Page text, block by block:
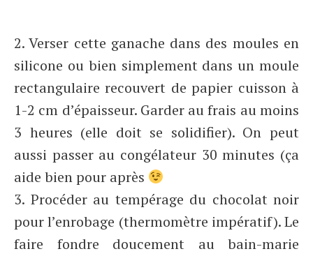
2. Verser cette ganache dans des moules en
silicone ou bien simplement dans un moule
rectangulaire recouvert de papier cuisson à
1-2 cm d’épaisseur. Garder au frais au moins
3 heures (elle doit se solidifier). On peut
aussi passer au congélateur 30 minutes (ça
aide bien pour après
3. Procéder au tempérage du chocolat noir
pour l’enrobage (thermomètre impératif). Le
faire fondre doucement au bain-marie